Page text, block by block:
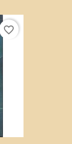
favorite_border